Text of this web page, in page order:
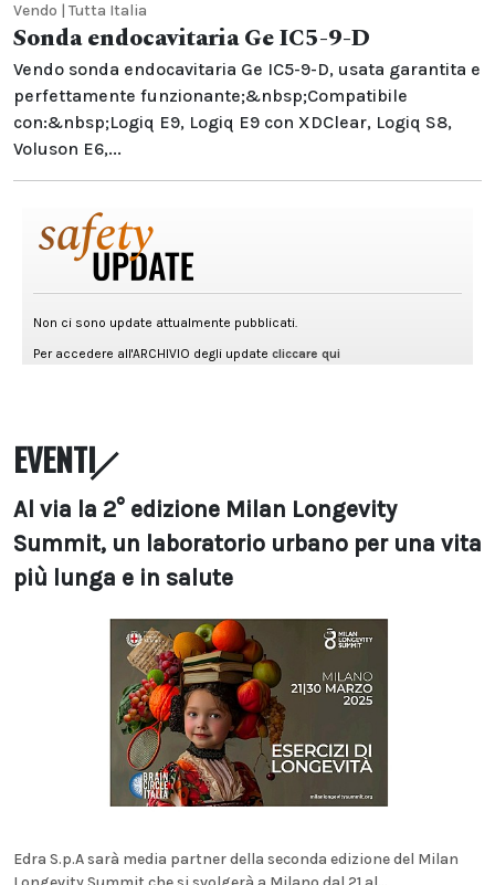
Vendo | Tutta Italia
Sonda endocavitaria Ge IC5-9-D
Vendo sonda endocavitaria Ge IC5-9-D, usata garantita e
perfettamente funzionante;&nbsp;Compatibile
con:&nbsp;Logiq E9, Logiq E9 con XDClear, Logiq S8,
Voluson E6,...
EVENTI
Al via la 2° edizione Milan Longevity
Summit, un laboratorio urbano per una vita
più lunga e in salute
Edra S.p.A sarà media partner della seconda edizione del Milan